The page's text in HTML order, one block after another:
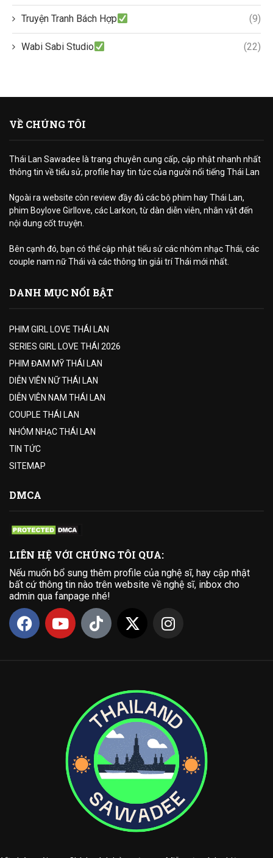
Truyện Tranh Bách Hợp (9)
Wabi Sabi Studio (22)
VỀ CHÚNG TÔI
Thái Lan Sawadee là trang chuyên cung cấp, cập nhật nhanh nhất
thông tin về tiểu sử, profile hay tin tức của người nổi tiếng Thái Lan
Ngoài ra website còn review đầy đủ các bộ phim hay Thái Lan,
phim Boylove Girllove, các Larkon, từ dàn diễn viên, nhân vật đến
nội dung cốt truyện.
Bên cạnh đó, bạn có thể cập nhật tiểu sử các nhóm nhạc Thái, các
couple nam nữ Thái và các thông tin giải trí Thái mới nhất.
DANH MỤC NỔI BẬT
PHIM GIRL LOVE THÁI LAN
SERIES GIRL LOVE THÁI 2026
PHIM ĐAM MỸ THÁI LAN
DIỄN VIÊN NỮ THÁI LAN
DIỄN VIÊN NAM THÁI LAN
COUPLE THÁI LAN
NHÓM NHẠC THÁI LAN
TIN TỨC
SITEMAP
DMCA
LIÊN HỆ VỚI CHÚNG TÔI QUA:
Nếu muốn bổ sung thêm profile của nghệ sĩ, hay cập nhật
bất cứ thông tin nào trên website về nghệ sĩ, inbox cho
admin qua fanpage nhé!